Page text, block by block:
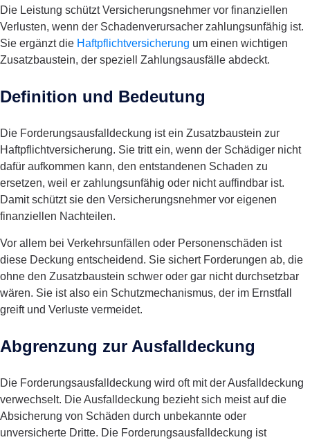
Die Leistung schützt Versicherungsnehmer vor finanziellen
Verlusten, wenn der Schadenverursacher zahlungsunfähig ist.
Sie ergänzt die Haftpflichtversicherung um einen wichtigen
Zusatzbaustein, der speziell Zahlungsausfälle abdeckt.
Definition und Bedeutung
Die Forderungsausfalldeckung ist ein Zusatzbaustein zur
Haftpflichtversicherung. Sie tritt ein, wenn der Schädiger nicht
dafür aufkommen kann, den entstandenen Schaden zu
ersetzen, weil er zahlungsunfähig oder nicht auffindbar ist.
Damit schützt sie den Versicherungsnehmer vor eigenen
finanziellen Nachteilen.
Vor allem bei Verkehrsunfällen oder Personenschäden ist
diese Deckung entscheidend. Sie sichert Forderungen ab, die
ohne den Zusatzbaustein schwer oder gar nicht durchsetzbar
wären. Sie ist also ein Schutzmechanismus, der im Ernstfall
greift und Verluste vermeidet.
Abgrenzung zur Ausfalldeckung
Die Forderungsausfalldeckung wird oft mit der Ausfalldeckung
verwechselt. Die Ausfalldeckung bezieht sich meist auf die
Absicherung von Schäden durch unbekannte oder
unversicherte Dritte. Die Forderungsausfalldeckung ist